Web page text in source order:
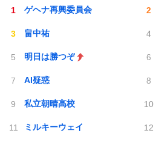
ゲヘナ再興委員会
畠中祐
明日は勝つぞ
AI疑惑
私立朝晴高校
ミルキーウェイ